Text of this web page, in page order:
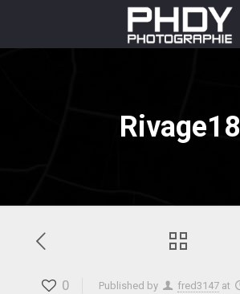
Rivage18
0 Published by fred3147 at